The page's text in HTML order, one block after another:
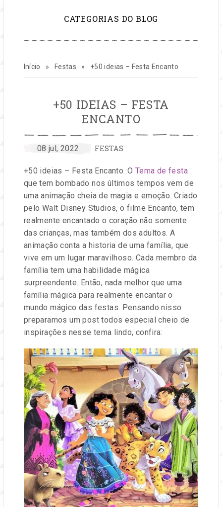
inspirar
sua
seu
negócio
de
festas
e
eventos.
CATEGORIAS DO BLOG
Início » Festas » +50 ideias – Festa Encanto
+50 IDEIAS – FESTA
ENCANTO
Publicado
08 jul, 2022
por
na
Festa
CATEGORIAS:
FESTAS
+50 ideias – Festa Encanto. O Tema de festa
que tem bombado nos últimos tempos vem de
uma animação cheia de magia e emoção. Criado
pelo Walt Disney Studios, o filme Encanto, tem
realmente encantado o coração não somente
das crianças, mas também dos adultos. A
animação conta a historia de uma família, que
vive em um lugar maravilhoso. Cada membro da
família tem uma habilidade mágica
surpreendente. Então, nada melhor que uma
família mágica para realmente encantar o
mundo mágico das festas. Pensando nisso
preparamos um post todos especial cheio de
inspirações nesse tema lindo, confira: